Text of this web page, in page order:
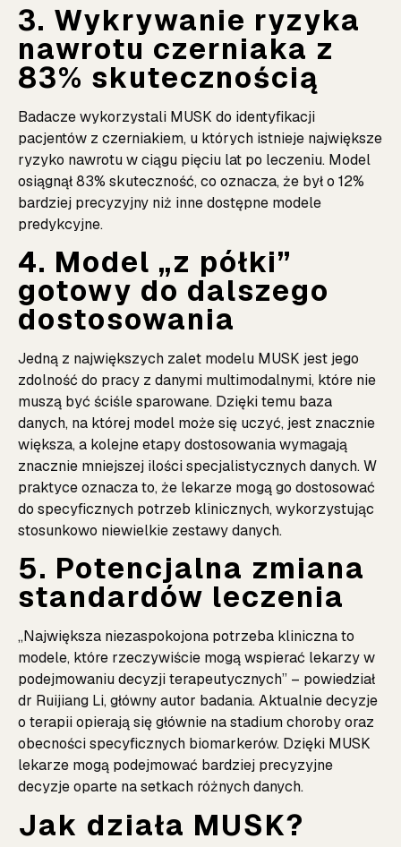
3. Wykrywanie ryzyka
nawrotu czerniaka z
83% skutecznością
Badacze wykorzystali MUSK do identyfikacji
pacjentów z czerniakiem, u których istnieje największe
ryzyko nawrotu w ciągu pięciu lat po leczeniu. Model
osiągnął 83% skuteczność, co oznacza, że był o 12%
bardziej precyzyjny niż inne dostępne modele
predykcyjne.
4. Model „z półki”
gotowy do dalszego
dostosowania
Jedną z największych zalet modelu MUSK jest jego
zdolność do pracy z danymi multimodalnymi, które nie
muszą być ściśle sparowane. Dzięki temu baza
danych, na której model może się uczyć, jest znacznie
większa, a kolejne etapy dostosowania wymagają
znacznie mniejszej ilości specjalistycznych danych. W
praktyce oznacza to, że lekarze mogą go dostosować
do specyficznych potrzeb klinicznych, wykorzystując
stosunkowo niewielkie zestawy danych.
5. Potencjalna zmiana
standardów leczenia
„Największa niezaspokojona potrzeba kliniczna to
modele, które rzeczywiście mogą wspierać lekarzy w
podejmowaniu decyzji terapeutycznych” – powiedział
dr Ruijiang Li, główny autor badania. Aktualnie decyzje
o terapii opierają się głównie na stadium choroby oraz
obecności specyficznych biomarkerów. Dzięki MUSK
lekarze mogą podejmować bardziej precyzyjne
decyzje oparte na setkach różnych danych.
Jak działa MUSK?